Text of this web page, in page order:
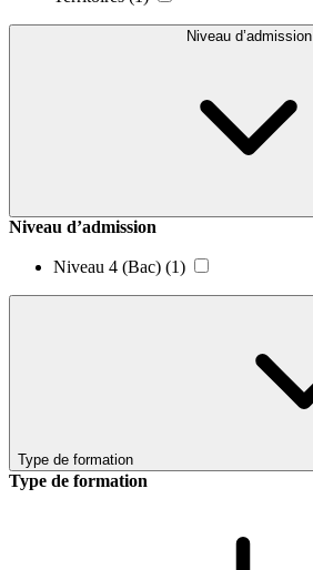
Niveau d’admission
Niveau d’admission
Niveau 4 (Bac) (1)
Type de formation
Type de formation